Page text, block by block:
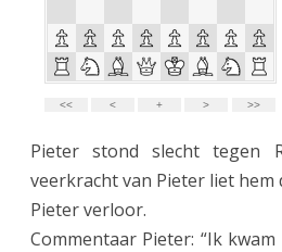
Pieter stond slecht tegen
veerkracht van Pieter liet hem
Pieter verloor.
Commentaar Pieter: “Ik